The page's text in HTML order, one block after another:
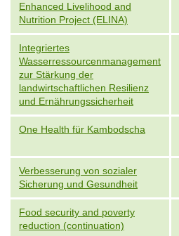
Enhanced Livelihood and
Nutrition Project (ELINA)
Integriertes
Wasserressourcenmanagement
zur Stärkung der
landwirtschaftlichen Resilienz
und Ernährungssicherheit
One Health für Kambodscha
Verbesserung von sozialer
Sicherung und Gesundheit
Food security and poverty
reduction (continuation)